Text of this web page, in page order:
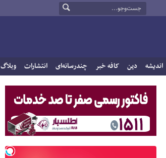
اندیشه دین کافه خبر چندرسانه‌ای انتشارات وبلاگ